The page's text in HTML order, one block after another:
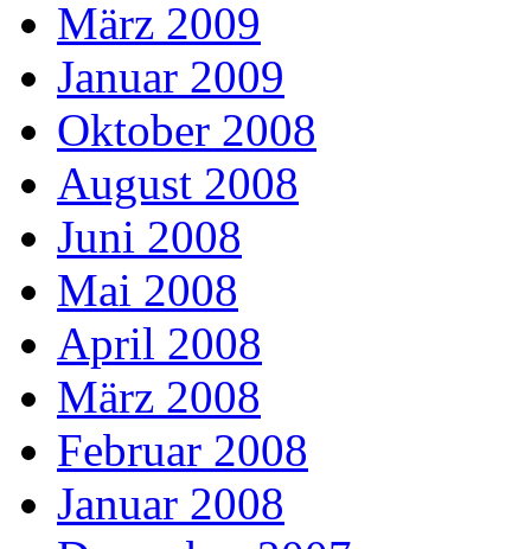
März 2009
Januar 2009
Oktober 2008
August 2008
Juni 2008
Mai 2008
April 2008
März 2008
Februar 2008
Januar 2008